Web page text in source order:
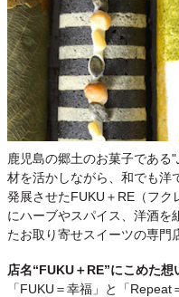
鹿児島の郷土のお菓子である
材を活かしながら、和でも洋
発展させたFUKU＋RE（フ
にハーブやスパイス、洋酒を
たお取り寄せスイーツの専門
店名“FUKU＋RE”にこめた想
「FUKU＝幸福」と「